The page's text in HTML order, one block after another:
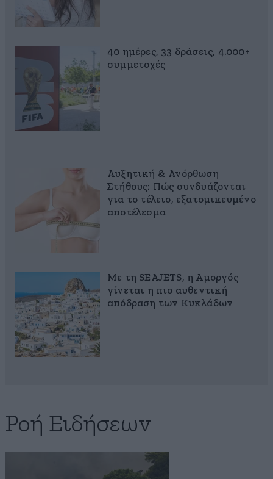
40 ημέρες, 33 δράσεις, 4.000+
συμμετοχές
Αυξητική & Ανόρθωση
Στήθους: Πώς συνδυάζονται
για το τέλειο, εξατομικευμένο
αποτέλεσμα
Με τη SEAJETS, η Αμοργός
γίνεται η πιο αυθεντική
απόδραση των Κυκλάδων
Ροή Ειδήσεων